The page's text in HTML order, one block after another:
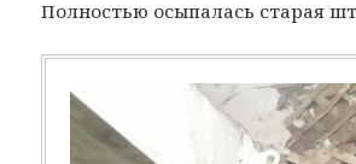
Полностью осыпалась старая